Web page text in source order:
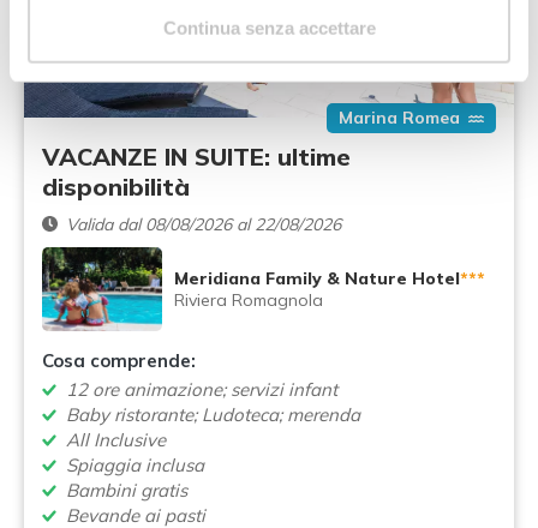
Continua senza accettare
Marina Romea
VACANZE IN SUITE: ultime
disponibilità
Valida dal 08/08/2026 al 22/08/2026
Meridiana Family & Nature Hotel***
Riviera Romagnola
Cosa comprende:
12 ore animazione; servizi infant
Baby ristorante; Ludoteca; merenda
All Inclusive
Spiaggia inclusa
Bambini gratis
Bevande ai pasti